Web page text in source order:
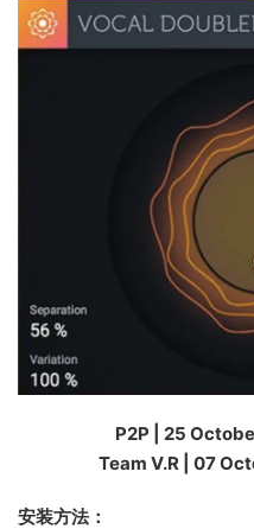
P2P | 25
Team V.R | 07
安装方法：